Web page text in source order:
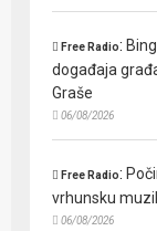
Free Radio:
događaja
Graše
06/08/2026
Free Radio:
vrhunsku
06/08/2026